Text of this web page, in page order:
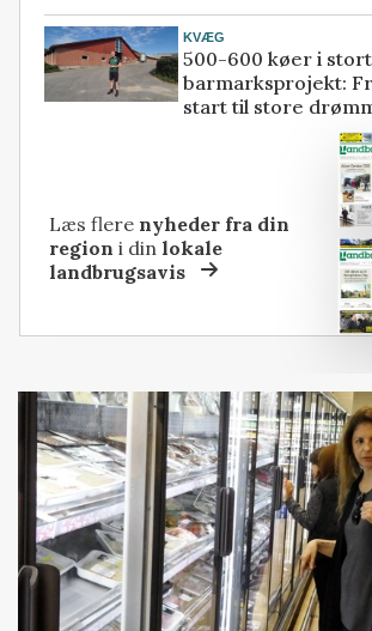
KVÆG
500-600 køer i stort
barmarksprojekt:
start til store
Læs flere nyheder fra din
region i dinlokale
landbrugsavis